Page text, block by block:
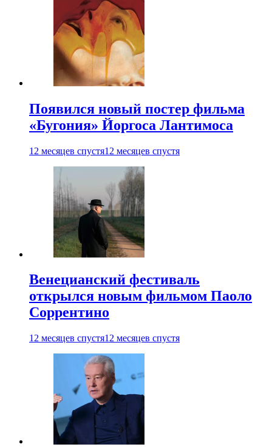
Появился новый постер фильма
«Бугония» Йоргоса Лантимоса
12 месяцев спустя12 месяцев спустя
Венецианский фестиваль
открылся новым фильмом Паоло
Соррентино
12 месяцев спустя12 месяцев спустя